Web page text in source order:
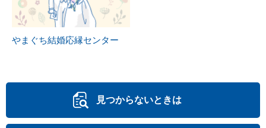
やまぐち結婚応縁センター
見つからないときは